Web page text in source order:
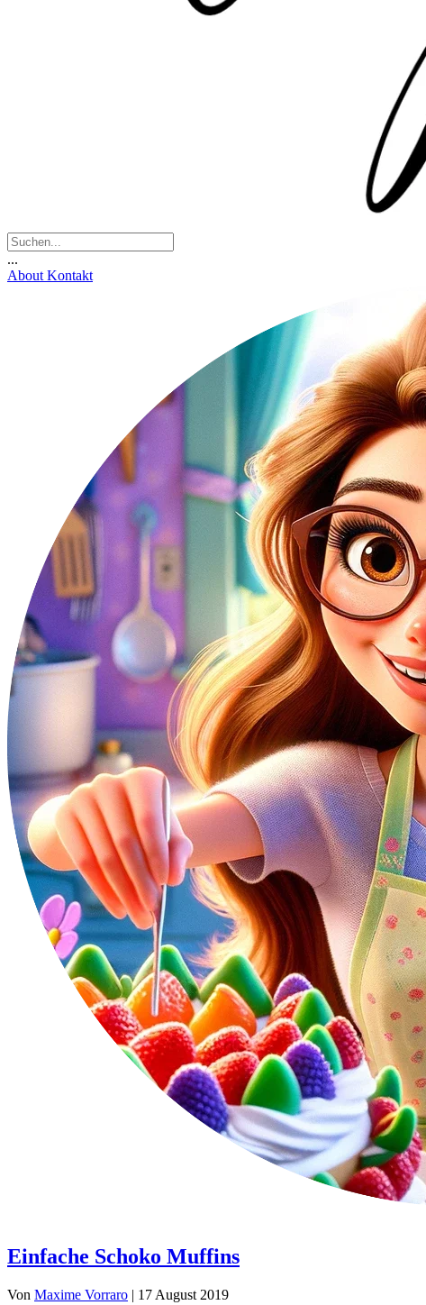
...
About Kontakt
Einfache Schoko Muffins
Von Maxime Vorraro | 17 August 2019